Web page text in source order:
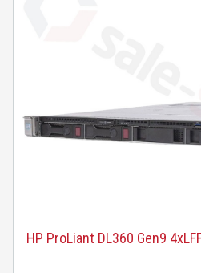
HP ProLiant DL360 Gen9